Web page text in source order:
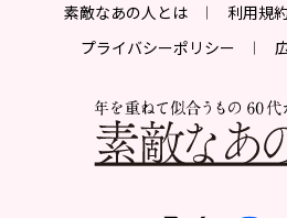
素敵なあの人とは 利用規
プライバシーポリシー